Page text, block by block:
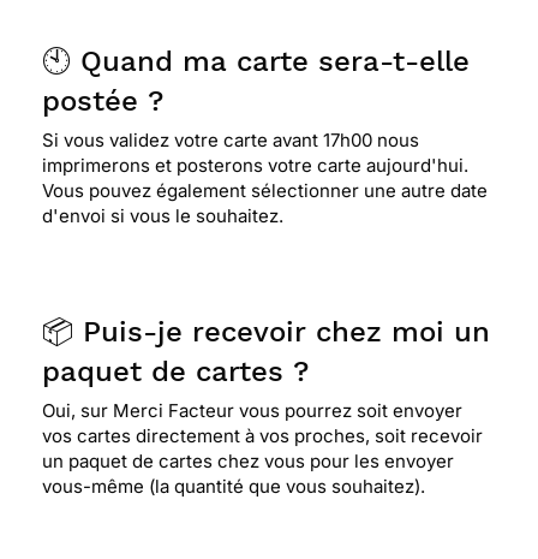
🕙 Quand ma carte sera-t-elle
postée ?
Si vous validez votre carte avant 17h00 nous
imprimerons et posterons votre carte aujourd'hui.
Vous pouvez également sélectionner une autre date
d'envoi si vous le souhaitez.
📦 Puis-je recevoir chez moi un
paquet de cartes ?
Oui, sur Merci Facteur vous pourrez soit envoyer
vos cartes directement à vos proches, soit recevoir
un paquet de cartes chez vous pour les envoyer
vous-même (la quantité que vous souhaitez).